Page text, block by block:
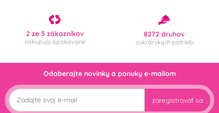
2 ze 3 zákazníkov
nakupujú opakovane
8272 druhov
cukrárskych potrieb
Odoberajte novinky a ponuky e-mailom
zaregistrovať sa